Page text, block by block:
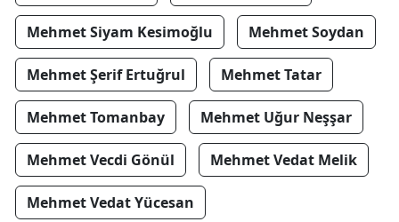
Mehmet Siyam Kesimoğlu Mehmet Soydan
Mehmet Şerif Ertuğrul Mehmet Tatar
Mehmet Tomanbay Mehmet Uğur Neşşar
Mehmet Vecdi Gönül Mehmet Vedat Melik
Mehmet Vedat Yücesan